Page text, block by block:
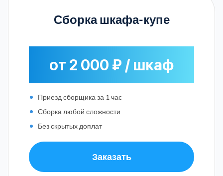
Сборка шкафа-купе
от 2 000 ₽ / шкаф
Приезд сборщика за 1 час
Сборка любой сложности
Без скрытых доплат
Заказать